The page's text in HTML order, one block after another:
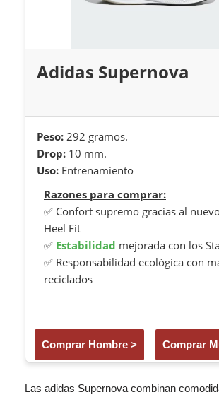
Adidas Supernova
Peso: 292 gramos.
Drop: 10 mm.
Uso: Entrenamiento
Razones para comprar:
✅ Confort supremo gracias al
Heel Fit
✅ Estabilidad mejorada con los
✅ Responsabilidad ecológica con
reciclados
Comprar Hombre > Comprar
Las adidas Supernova combinan